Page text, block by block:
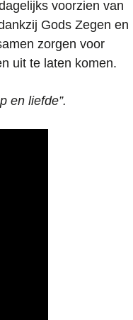
voorzien van
Gods Zegen en
zorgen voor
uit te laten komen.
en liefde”.